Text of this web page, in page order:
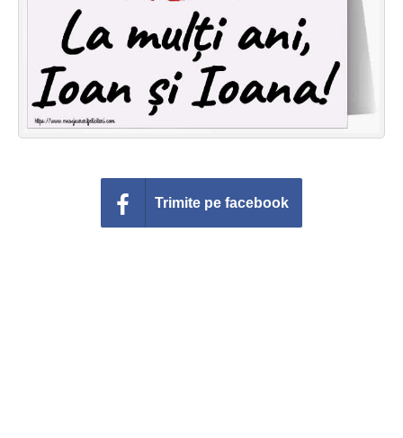
Felicitari animate
Invitatii personalizate
Trimite pe facebook